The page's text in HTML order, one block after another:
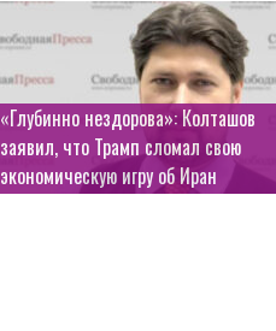
«Глубинно нездорова»: Колташов
заявил, что Трамп сломал свою
экономическую игру об Иран